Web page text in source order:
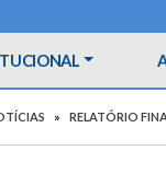
INICIAL
RELATÓRIO